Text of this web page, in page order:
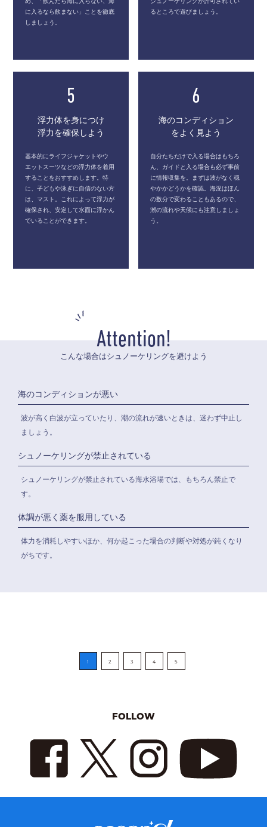
に入るなら飲まない」ことを徹底
しましょう。
るところで遊びましょう。
5
浮力体を身につけ
浮力を確保しよう
基本的にライフジャケットやウ
エットスーツなどの浮力体を着用
することをおすすめします。特
に、子どもや泳ぎに自信のない方
は、マスト。これによって浮力が
確保され、安定して水面に浮かん
でいることができます。
6
海のコンディション
をよく見よう
自分たちだけで入る場合はもちろ
ん、ガイドと入る場合も必ず事前
に情報収集を。まずは波がなく穏
やかかどうかを確認。海況はほん
の数分で変わることもあるので、
潮の流れや天候にも注意しましょ
う。
Attention!
こんな場合はシュノーケリングを避けよう
海のコンディションが悪い
波が高く白波が立っていたり、潮の流れが速いときは、迷わず中止し
ましょう。
シュノーケリングが禁止されている
シュノーケリングが禁止されている海水浴場では、もちろん禁止で
す。
体調が悪く薬を服用している
体力を消耗しやすいほか、何か起こった場合の判断や対処が鈍くなり
がちです。
1 2 3 4 5
FOLLOW